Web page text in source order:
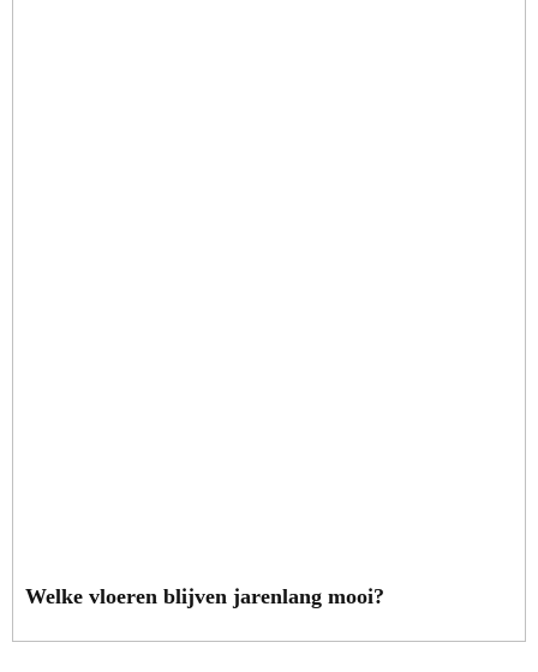
Welke vloeren blijven jarenlang mooi?